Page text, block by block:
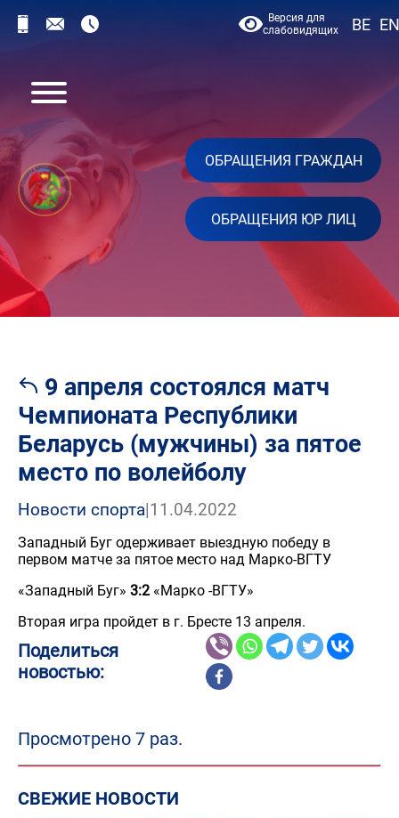
Версия для
слабовидящих
BE EN
ОБРАЩЕНИЯ ГРАЖДАН
ОБРАЩЕНИЯ ЮР ЛИЦ
9 апреля состоялся матч
Чемпионата Республики
Беларусь (мужчины) за пятое
место по волейболу
Новости спорта|11.04.2022
Западный Буг одерживает выездную победу в
первом матче за пятое место над Марко-ВГТУ
«Западный Буг» 3:2 «Марко -ВГТУ»
Вторая игра пройдет в г. Бресте 13 апреля.
Поделиться
новостью:
Просмотрено 7 раз.
СВЕЖИЕ НОВОСТИ